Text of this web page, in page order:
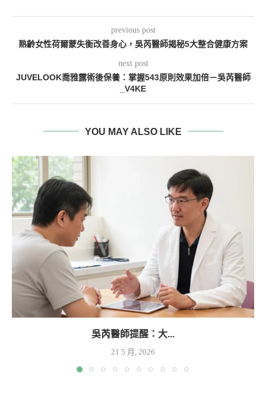
previous post
熟齡女性荷爾蒙失衡改善身心，吳芮醫師揭秘5大整合健康方案
next post
JUVELOOK喬雅露術後保養：掌握543原則效果加倍－吳芮醫師
_V4KE
YOU MAY ALSO LIKE
吳芮醫師提醒：大...
21 5 月, 2026